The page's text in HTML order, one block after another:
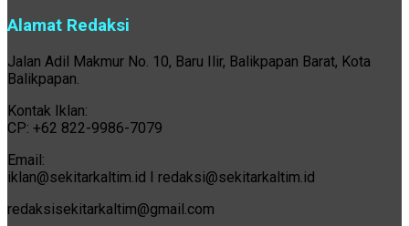
Alamat Redaksi
Jalan Adil Makmur No. 10, Baru Ilir, Balikpapan Barat, Kota
Balikpapan.
Kontak Iklan:
CP: +62 822-9986-7079
Email:
iklan@sekitarkaltim.id I redaksi@sekitarkaltim.id
redaksisekitarkaltim@gmail.com